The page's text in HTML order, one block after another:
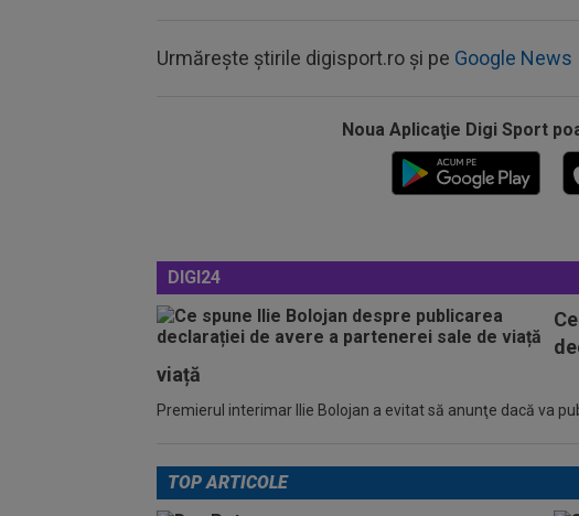
Urmărește știrile digisport.ro și pe Google News
Noua Aplicaţie Digi Sport
DIGI24
viață
Premierul interimar Ilie Bolojan a evitat să anunţe dacă va
TOP ARTICOLE